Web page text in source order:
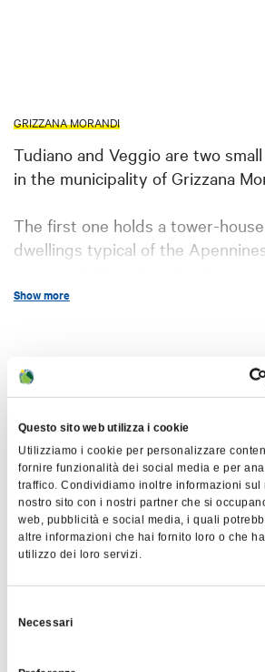
Questo sito web utilizza i cookie
Utilizziamo i cookie per personalizzare
fornire funzionalità dei social media e per
traffico. Condividiamo inoltre informazioni
nostro sito con i nostri partner che si
web, pubblicità e social media, i quali
altre informazioni che hai fornito loro o che
utilizzo dei loro servizi.
delNecessari
GRIZZANA MORANDI
Tudiano and Veggio are two
in the municipality of Grizzana
The first one holds a tower-
dwellings typical of the
a small sail bell tower dating back
Child. It is one of the few
medieval parish church with a
square window above the main
result of sixteenth to
alterations.
On the other hand, Veggio
site of a castle probably owned by
family, a noble family that held
Show more
Map
+
−